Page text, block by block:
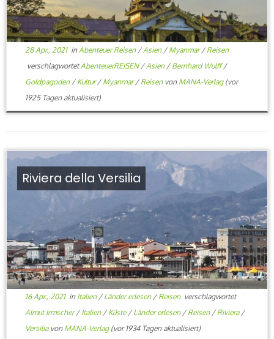
28 Apr., 2021in Abenteuer Reisen / Asien / Myanmar/ Reisen
verschlagwortetAbenteuerREISEN / Asien / Bernhard Wulff/
Goldpagoden / Kultur/ Myanmar/ Reisen von MANA-Verlag(vor
1925 Tagen aktualisiert)
Riviera della Versilia
16 Apr., 2021in Italien / Länder erlesen / Reisen verschlagwortet
Almut Irmscher/ Italien / Küste / Länder erlesen / Reisen / Riviera /
Versilia von MANA-Verlag(vor 1934 Tagen aktualisiert)